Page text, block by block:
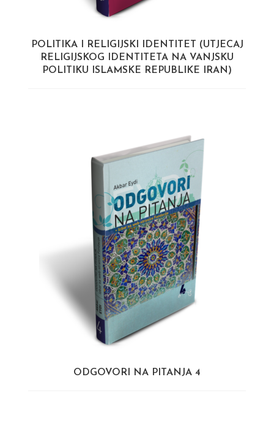
POLITIKA I RELIGIJSKI IDENTITET (UTJECAJ
RELIGIJSKOG IDENTITETA NA VANJSKU
POLITIKU ISLAMSKE REPUBLIKE IRAN)
ODGOVORI NA PITANJA 4